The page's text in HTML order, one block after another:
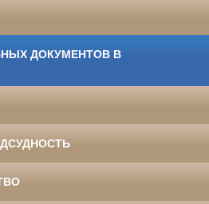
ДОКУМЕНТОВ В